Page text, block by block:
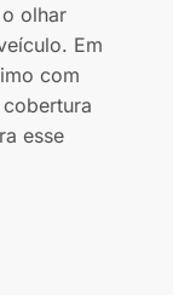
olhar
Em
com
esse